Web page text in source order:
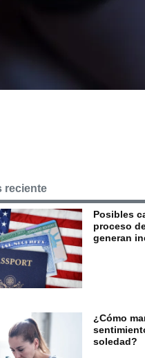
reciente
Posibles
proceso
generan
¿Cómo
soledad?